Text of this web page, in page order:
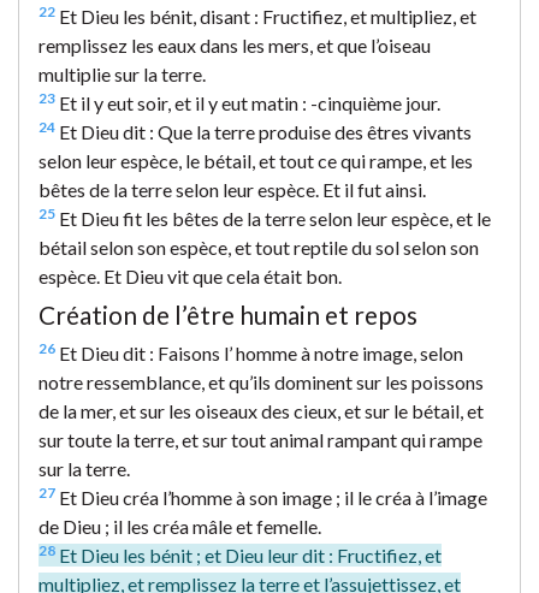
22 Et Dieu les bénit, disant : Fructifiez, et multipliez, et
remplissez les eaux dans les mers, et que l’oiseau
multiplie sur la terre.
23 Et il y eut soir, et il y eut matin : -cinquième jour.
24 Et Dieu dit : Que la terre produise des êtres vivants
selon leur espèce, le bétail, et tout ce qui rampe, et les
bêtes de la terre selon leur espèce. Et il fut ainsi.
25 Et Dieu fit les bêtes de la terre selon leur espèce, et le
bétail selon son espèce, et tout reptile du sol selon son
espèce. Et Dieu vit que cela était bon.
Création de l’être humain et repos
26 Et Dieu dit : Faisons l’ homme à notre image, selon
notre ressemblance, et qu’ils dominent sur les poissons
de la mer, et sur les oiseaux des cieux, et sur le bétail, et
sur toute la terre, et sur tout animal rampant qui rampe
sur la terre.
27 Et Dieu créa l’homme à son image ; il le créa à l’image
de Dieu ; il les créa mâle et femelle.
28 Et Dieu les bénit ; et Dieu leur dit : Fructifiez, et
multipliez, et remplissez la terre et l’assujettissez, et